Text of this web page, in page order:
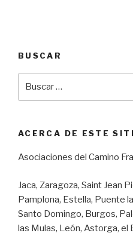
BUSCAR
ACERCA DE ESTE
Asociaciones del Camino
Jaca, Zaragoza, Saint Jean
Pamplona, Estella, Puente
Santo Domingo, Burgos,
las Mulas, León, Astorga, el